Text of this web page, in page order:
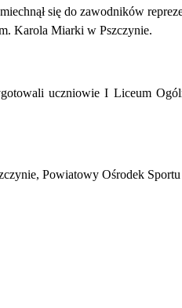
się do zawodników
Karola Miarki w Pszczynie.
uczniowie I Liceum
Powiatowy Ośrodek